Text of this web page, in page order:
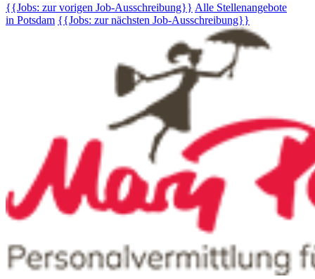
{{Jobs: zur vorigen Job-Ausschreibung}} Alle Stellenangebote
in Potsdam {{Jobs: zur nächsten Job-Ausschreibung}}